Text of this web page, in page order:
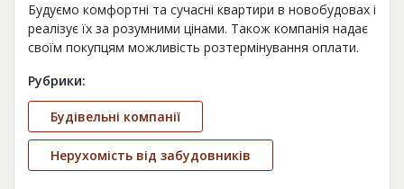
Будуємо комфортні та сучасні квартири в новобудовах і
реалізує їх за розумними цінами. Також компанія надає
своїм покупцям можливість розтермінування оплати.
Рубрики:
Будівельні компанії
Нерухомість від забудовників